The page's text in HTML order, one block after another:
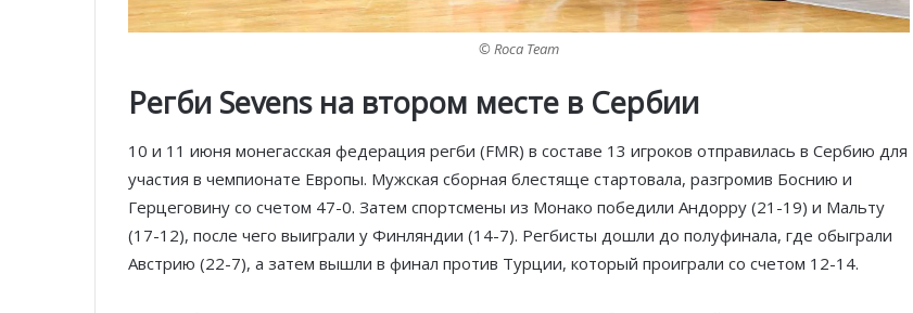
© Roca Team
Регби Sevens на втором месте в Сербии
10 и 11 июня монегасская федерация регби (FMR) в составе 13 игроков отправилась в Сербию для
участия в чемпионате Европы. Мужская сборная блестяще стартовала, разгромив Боснию и
Герцеговину со счетом 47-0. Затем спортсмены из Монако победили Андорру (21-19) и Мальту
(17-12), после чего выиграли у Финляндии (14-7). Регбисты дошли до полуфинала, где обыграли
Австрию (22-7), а затем вышли в финал против Турции, который проиграли со счетом 12-14.